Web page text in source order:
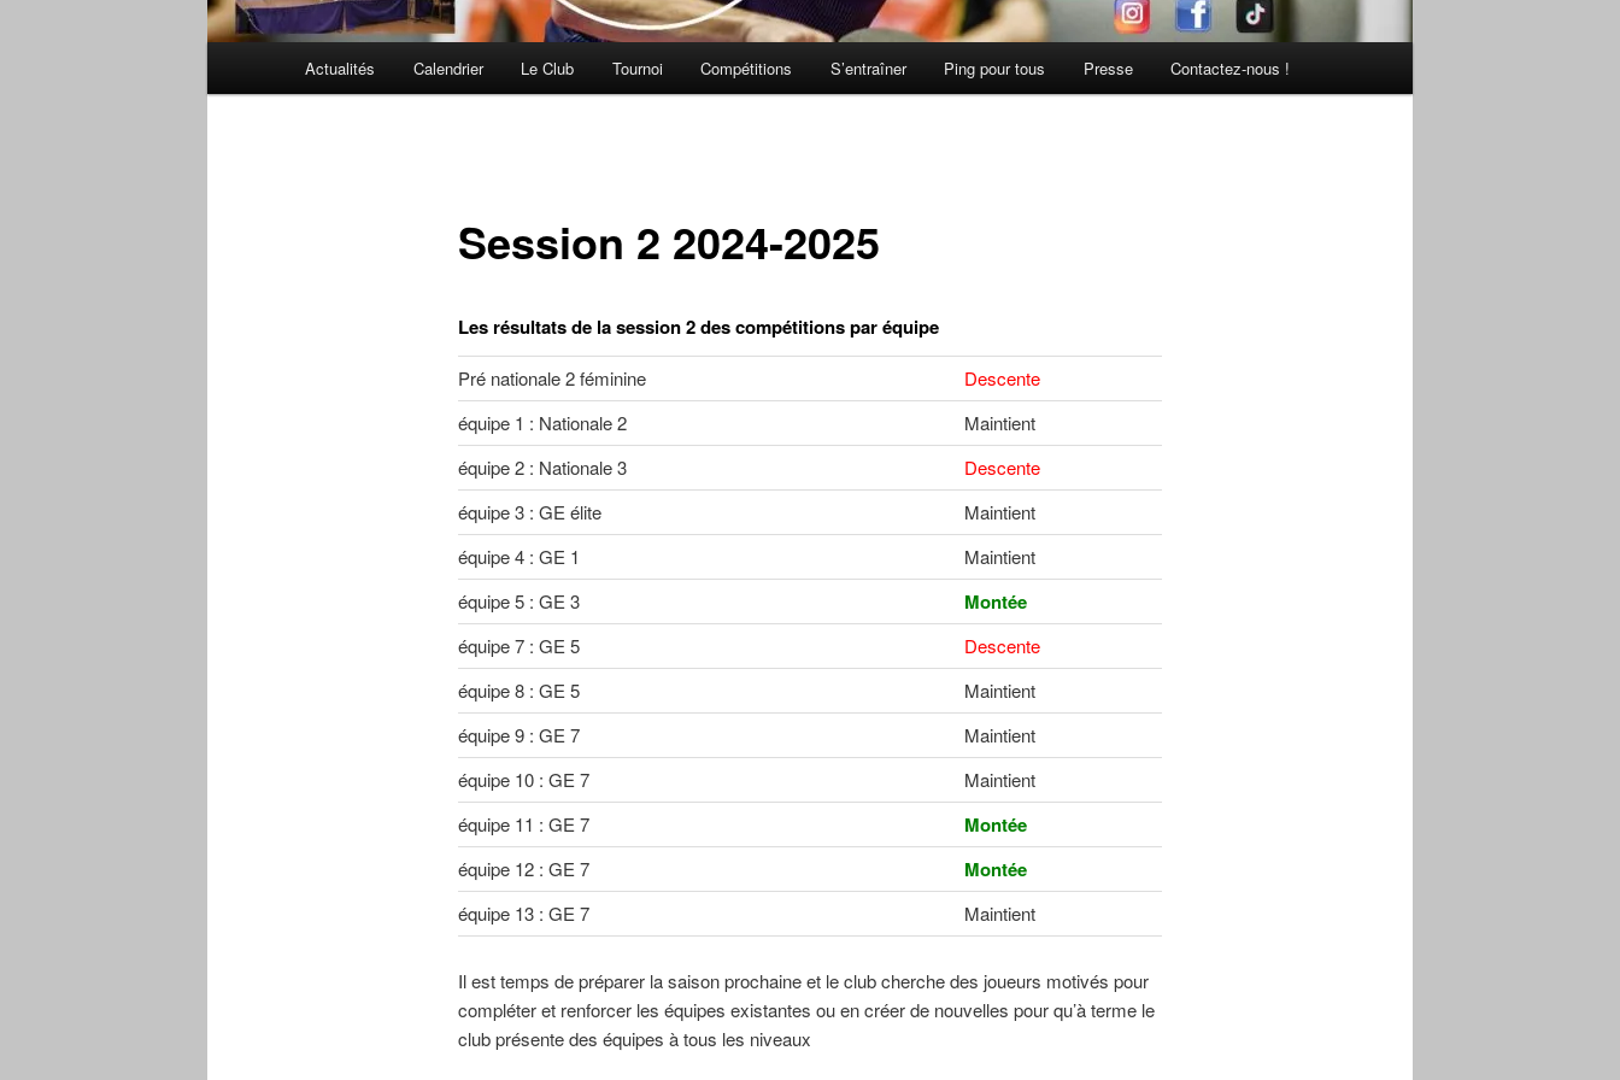
Actualités Calendrier Le Club Tournoi Compétitions S’entraîner Ping pour tous Presse Contactez-nous !
Session 2 2024-2025
Les résultats de la session 2 des compétitions par équipe
Pré nationale 2 féminine
Descente
équipe 1 : Nationale 2
Maintient
équipe 2 : Nationale 3
Descente
équipe 3 : GE élite
Maintient
équipe 4 : GE 1
Maintient
équipe 5 : GE 3
Montée
équipe 7 : GE 5
Descente
équipe 8 : GE 5
Maintient
équipe 9 : GE 7
Maintient
équipe 10 : GE 7
Maintient
équipe 11 : GE 7
Montée
équipe 12 : GE 7 Montée
équipe 13 : GE 7 Maintient
Il est temps de préparer la saison prochaine et le club cherche des joueurs motivés pour
compléter et renforcer les équipes existantes ou en créer de nouvelles pour qu’à terme le
club présente des équipes à tous les niveaux